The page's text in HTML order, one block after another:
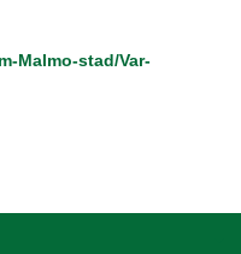
Malmo-stad/Var-